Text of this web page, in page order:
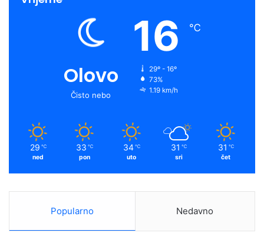
Olovo
Čisto nebo
16 ℃
29º - 16º
73%
1.19 km/h
29 ℃
ned
33 ℃
pon
34 ℃
uto
31 ℃
sri
31 ℃
čet
Popularno Nedavno